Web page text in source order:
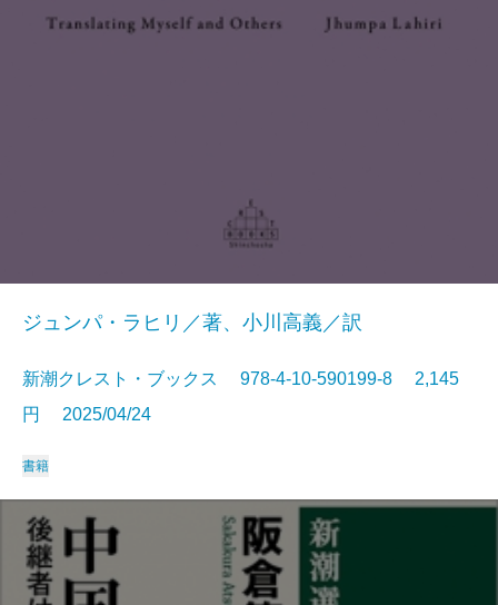
ジュンパ・ラヒリ／著、小川高義／訳
新潮クレスト・ブックス 978-4-10-590199-8 2,145
円 2025/04/24
書籍